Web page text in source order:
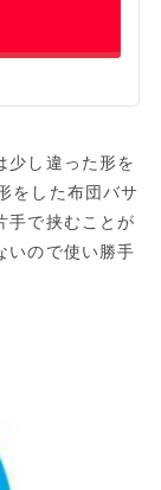
少し違った形を
をした布団バサ
手で挟むことが
いので使い勝手